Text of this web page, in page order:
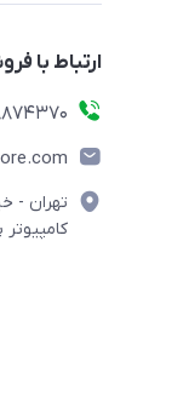
ارتباط با
- 02188874371
تهران -
کامپیوتر